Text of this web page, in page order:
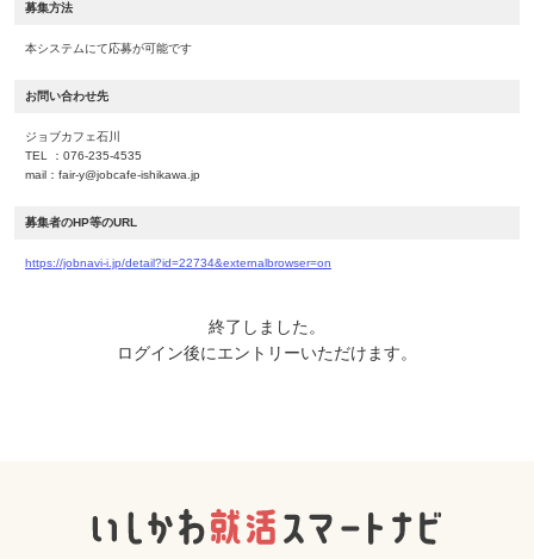
募集方法
本システムにて応募が可能です
お問い合わせ先
ジョブカフェ石川
TEL ：076-235-4535
mail：fair-y@jobcafe-ishikawa.jp
募集者のHP等のURL
https://jobnavi-i.jp/detail?id=22734&externalbrowser=on
終了しました。
ログイン後にエントリーいただけます。